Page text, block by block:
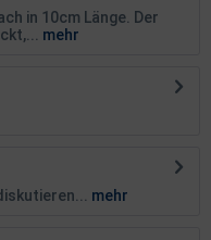
in 10cm Länge. Der
mehr
mehr